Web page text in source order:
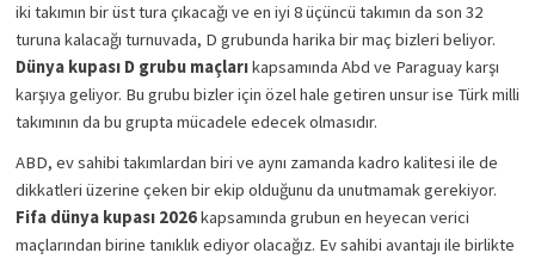
iki takımın bir üst tura çıkacağı ve en iyi 8 üçüncü takımın da son 32
Dünya kupası D grubu maçları kapsamında Abd ve Paraguay karşı
karşıya geliyor. Bu grubu bizler için özel hale getiren unsur ise Türk milli
takımının da bu grupta mücadele edecek olmasıdır.
ABD, ev sahibi takımlardan biri ve aynı zamanda kadro kalitesi ile de
Fifa dünya kupası 2026 kapsamında grubun en heyecan verici
maçlarından birine tanıklık ediyor olacağız. Ev sahibi avantajı ile birlikte